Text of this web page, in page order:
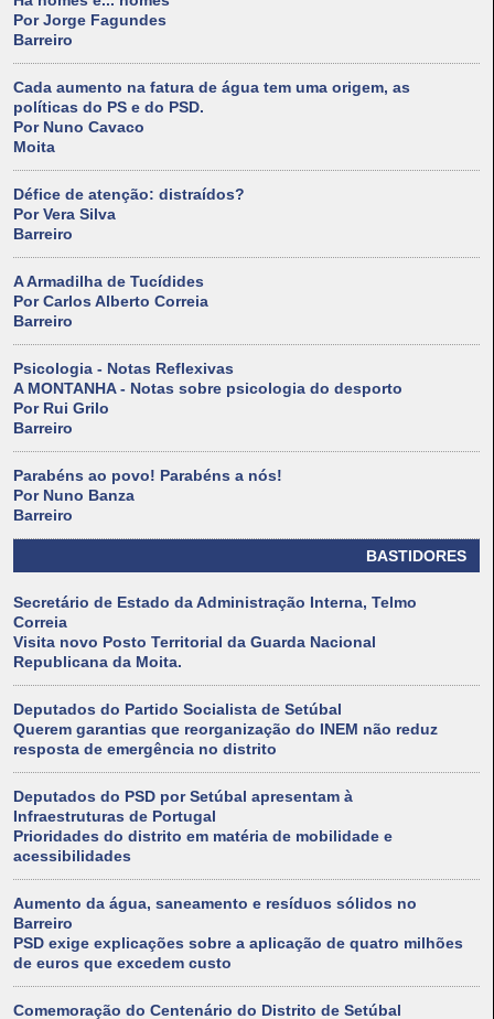
Por Jorge Fagundes
Barreiro
Cada aumento na fatura de água tem uma origem, as
políticas do PS e do PSD.
Por Nuno Cavaco
Moita
Défice de atenção: distraídos?
Por Vera Silva
Barreiro
A Armadilha de Tucídides
Por Carlos Alberto Correia
Barreiro
Psicologia - Notas Reflexivas
A MONTANHA - Notas sobre psicologia do desporto
Por Rui Grilo
Barreiro
Parabéns ao povo! Parabéns a nós!
Por Nuno Banza
Barreiro
BASTIDORES
Secretário de Estado da Administração Interna, Telmo
Correia
Visita novo Posto Territorial da Guarda Nacional
Republicana da Moita.
Deputados do Partido Socialista de Setúbal
Querem garantias que reorganização do INEM não reduz
resposta de emergência no distrito
Deputados do PSD por Setúbal apresentam à
Infraestruturas de Portugal
Prioridades do distrito em matéria de mobilidade e
acessibilidades
Aumento da água, saneamento e resíduos sólidos no
Barreiro
PSD exige explicações sobre a aplicação de quatro milhões
de euros que excedem custo
Comemoração do Centenário do Distrito de Setúbal